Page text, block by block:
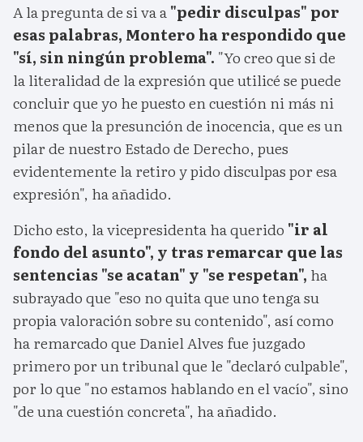
A la pregunta de si va a"pedir disculpas" por
esas palabras, Montero ha respondido que
"sí, sin ningún problema". "Yo creo que si de
la literalidad de la expresión que utilicé se puede
concluir que yo he puesto en cuestión ni más ni
menos que la presunción de inocencia, que es un
pilar de nuestro Estado de Derecho, pues
evidentemente la retiro y pido disculpas por esa
expresión", ha añadido.
Dicho esto, la vicepresidenta ha querido "ir al
fondo del asunto", y tras remarcar que las
sentencias "se acatan" y "se respetan", ha
subrayado que "eso no quita que uno tenga su
propia valoración sobre su contenido", así como
ha remarcado que Daniel Alves fue juzgado
primero por un tribunal que le "declaró culpable",
por lo que "no estamos hablando en el vacío", sino
"de una cuestión concreta", ha añadido.